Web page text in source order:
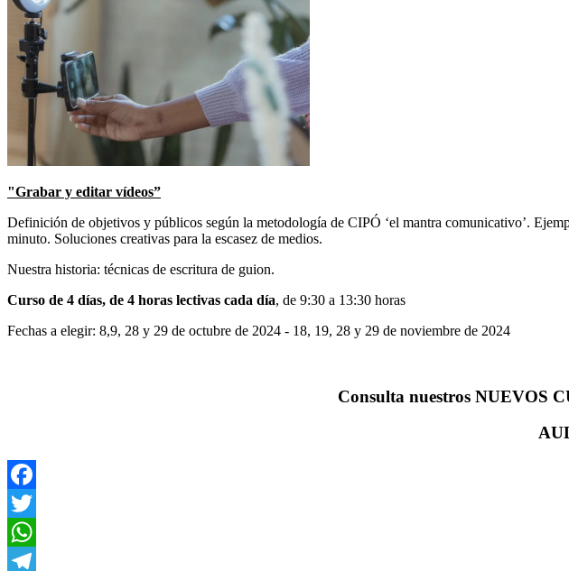
"Grabar y editar vídeos”
Definición de objetivos y públicos según la metodología de CIPÓ ‘el mantra comunicativo’.
minuto. Soluciones creativas para la escasez de medios.
Nuestra historia: técnicas de escritura de guion.
Curso de 4 días, de 4 horas lectivas cada día, de 9:30 a 13:30 horas
Fechas a elegir: 8,9, 28 y 29 de octubre de 2024 - 18, 19, 28 y 29 de noviembre de 2024
Consulta nuestros NUEVOS
Facebook
Twitter
WhatsApp